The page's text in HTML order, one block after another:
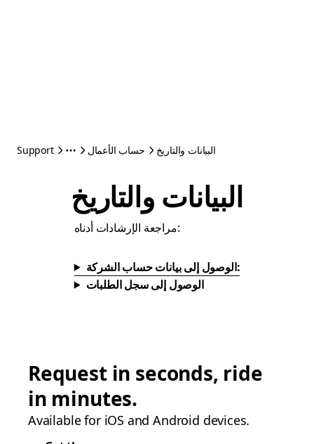
Support حساب الأعمال البيانات والتاريخ
البيانات والتاريخ
مراجعة الإرشادات أدناه:
الوصول إلى بيانات حساب الشركة:
الوصول إلى سجل الطلبات
Request in seconds, ride
in minutes.
Available for iOS and Android devices.